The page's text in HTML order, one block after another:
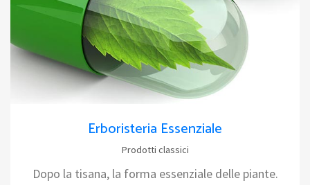
Erboristeria Essenziale
Prodotti classici
Dopo la tisana, la forma essenziale delle piante.